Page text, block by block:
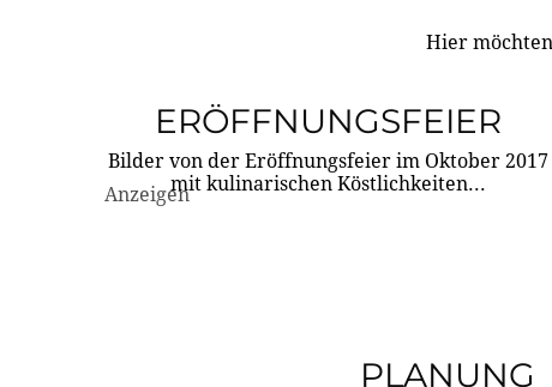
Hier
ERÖFFNUNGSFEIER
Bilder von der Eröffnungsfeier im Oktober 2017
mit kulinarischen Köstlichkeiten...
Anzeigen
PLANUNG